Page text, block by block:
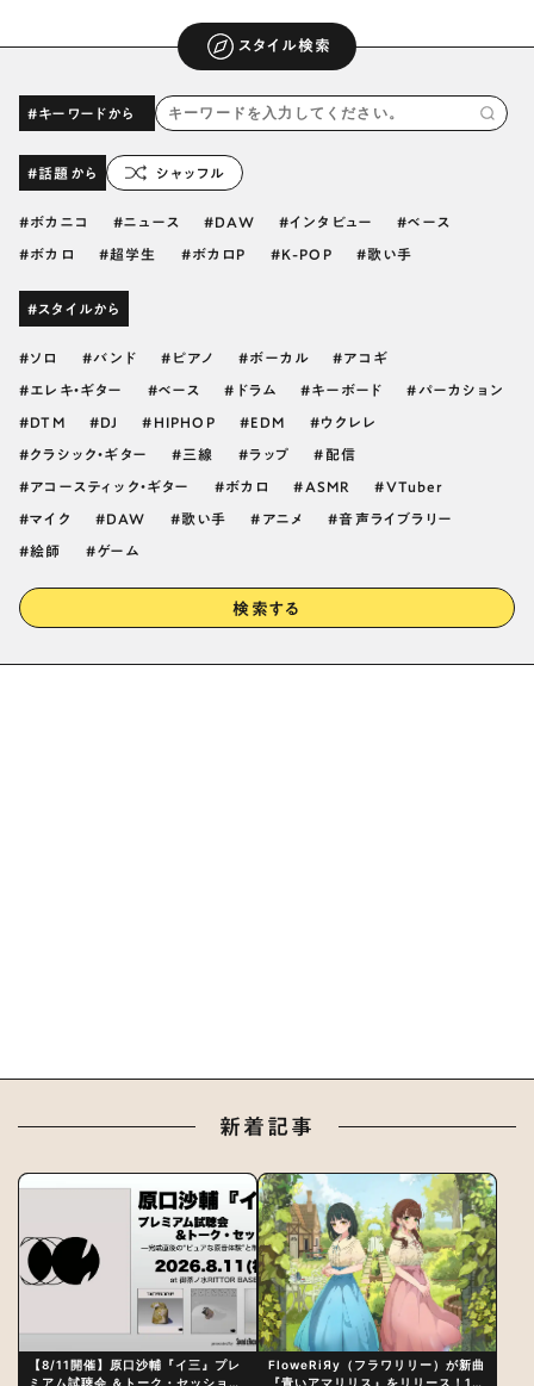
スタイル検索
#キーワードから
#話題から シャッフル
ボカニコ ニュース DAW インタビュー ベース
ボカロ 超学生 ボカロP K-POP 歌い手
#スタイルから
ソロ バンド ピアノ ボーカル アコギ
エレキ・ギター ベース ドラム キーボード パーカション
DTM DJ HIPHOP EDM ウクレレ
クラシック・ギター 三線 ラップ 配信
アコースティック・ギター ボカロ ASMR VTuber
マイク DAW 歌い手 アニメ 音声ライブラリー
絵師 ゲーム
検索する
新着記事
【8/11開催】原口沙輔『イ三』プレ
ミアム試聴会 ＆トーク・セッション
FloweRiЯy（フラワリリー）が新曲
『青いアマリリス』をリリース！1st